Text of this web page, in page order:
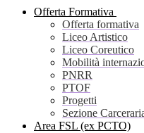
Offerta Formativa
Offerta formativa
Liceo Artistico
Liceo Coreutico
Mobilità
PNRR
PTOF
Progetti
Sezione
Area FSL (ex PCTO)